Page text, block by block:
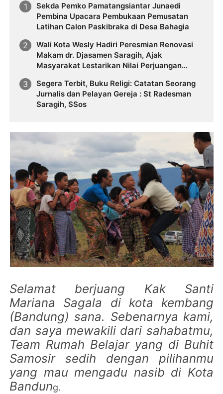
Sekda Pemko Pamatangsiantar Junaedi
Pembina Upacara Pembukaan Pemusatan
Latihan Calon Paskibraka di Desa Bahagia
Wali Kota Wesly Hadiri Peresmian Renovasi
Makam dr. Djasamen Saragih, Ajak
Masyarakat Lestarikan Nilai Perjuangan
Segera Terbit, Buku Religi: Catatan Seorang
Jurnalis dan Pelayan Gereja : St Radesman
Saragih, SSos
Selamat berjuang Kak Santi
Mariana Sagala di kota kembang
(Bandung) sana. Sebenarnya kami,
dan saya mewakili dari sahabatmu,
Team Rumah Belajar yang di Buhit
Samosir sedih dengan pilihanmu
yang mau mengadu nasib di Kota
Bandung.